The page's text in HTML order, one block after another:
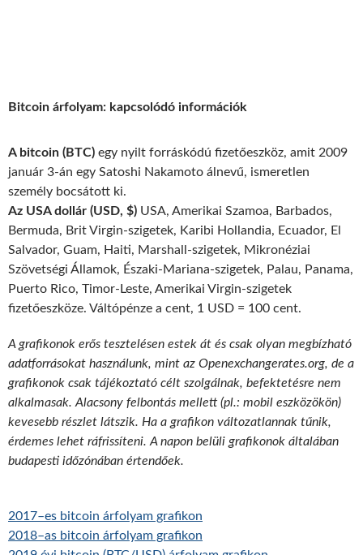
Bitcoin árfolyam: kapcsolódó információk
A bitcoin (BTC) egy nyilt forráskódú fizetőeszköz, amit 2009
január 3-án egy Satoshi Nakamoto álnevű, ismeretlen
személy bocsátott ki.
Az USA dollár (USD, $) USA, Amerikai Szamoa, Barbados,
Bermuda, Brit Virgin-szigetek, Karibi Hollandia, Ecuador, El
Salvador, Guam, Haiti, Marshall-szigetek, Mikronéziai
Szövetségi Államok, Északi-Mariana-szigetek, Palau, Panama,
Puerto Rico, Timor-Leste, Amerikai Virgin-szigetek
fizetőeszköze. Váltópénze a cent, 1 USD = 100 cent.
A grafikonok erős tesztelésen estek át és csak olyan megbízható
adatforrásokat használunk, mint az Openexchangerates.org, de a
grafikonok csak tájékoztató célt szolgálnak, befektetésre nem
alkalmasak. Alacsony felbontás mellett (pl.: mobil eszközökön)
kevesebb részlet látszik. Ha a grafikon változatlannak tűnik,
érdemes lehet ráfrissíteni. A napon belüli grafikonok általában
budapesti időzónában értendőek.
2017–es bitcoin árfolyam grafikon
2018–as bitcoin árfolyam grafikon